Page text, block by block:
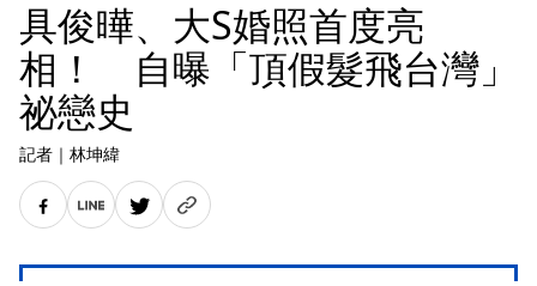
具俊曄、大S婚照首度亮
相！ 自曝「頂假髮飛台灣」
祕戀史
記者 ｜ 林坤緯